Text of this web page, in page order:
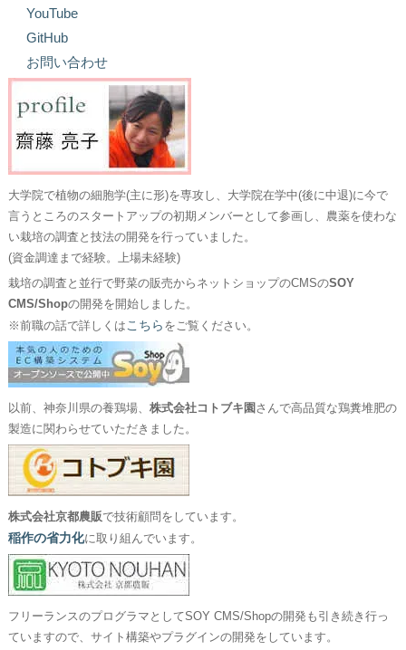
YouTube
GitHub
お問い合わせ
大学院で植物の細胞学(主に形)を専攻し、大学院在学中(後に中退)に今で
言うところのスタートアップの初期メンバーとして参画し、農薬を使わな
い栽培の調査と技法の開発を行っていました。
(資金調達まで経験。上場未経験)
栽培の調査と並行で野菜の販売からネットショップのCMSのSOY
CMS/Shopの開発を開始しました。
※前職の話で詳しくはこちら をご覧ください。
以前、神奈川県の養鶏場、 株式会社コトブキ園 さんで高品質な鶏糞堆肥の
製造に関わらせていただきました。
株式会社京都農販で技術顧問をしています。
稲作の省力化に取り組んでいます。
フリーランスのプログラマとしてSOY CMS/Shopの開発も引き続き行っ
ていますので、サイト構築やプラグインの開発をしています。